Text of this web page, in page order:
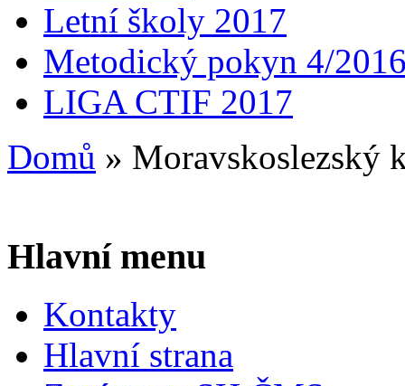
Letní školy 2017
Metodický pokyn 4/
LIGA CTIF 2017
Domů » Moravskoslezský
Hlavní menu
Kontakty
Hlavní strana